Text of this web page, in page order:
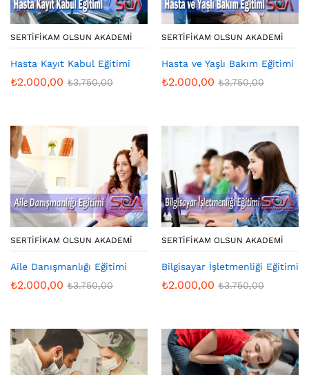
SERTIFIKAM OLSUN AKADEMI
Hasta Kayıt Kabul Eğitimi
₺2.000,00 ₺3.750,00
SERTIFIKAM OLSUN AKADEMI
Hasta ve Yaşlı Bakım Eğitimi
₺2.000,00 ₺3.750,00
SERTIFIKAM OLSUN AKADEMI
Aile Danışmanlığı Eğitimi
₺2.000,00 ₺3.750,00
SERTIFIKAM OLSUN AKADEMI
Bilgisayar İşletmenliği Eğitimi
₺2.000,00 ₺3.750,00